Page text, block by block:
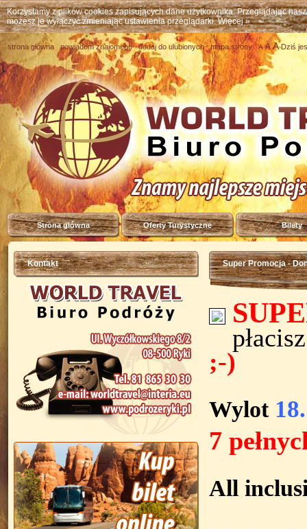
Korzystamy z plików cookies zapisujących dane użytkownika. Przeglądając
możesz je wyłączyć zmieniając ustawienia przeglądarki.Więcej »
strona główna powiadom znajomego dodaj do ulubionych mapa strony A A ADziś
Strona główna Oferty Turystyczne Bilety
Kontakt Super Promocja -
;-)
Wylot
7
All